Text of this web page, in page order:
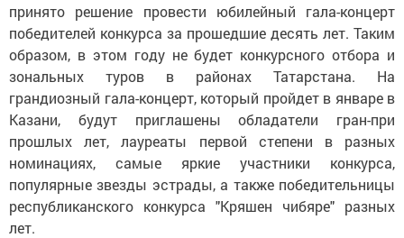
принято решение провести юбилейный гала-концерт
победителей конкурса за прошедшие десять лет. Таким
образом, в этом году не будет конкурсного отбора и
зональных туров в районах Татарстана. На
грандиозный гала-концерт, который пройдет в январе в
Казани, будут приглашены обладатели гран-при
прошлых лет, лауреаты первой степени в разных
номинациях, самые яркие участники конкурса,
популярные звезды эстрады, а также победительницы
республиканского конкурса "Кряшен чибяре" разных
лет.